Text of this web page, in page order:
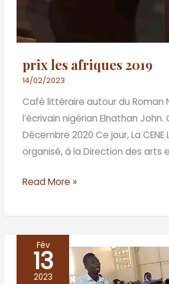
prix les afriques 2019
14/02/2023
Café littéraire autour du Roman
l’écrivain nigérian Elnathan John.
Décembre 2020 Ce jour, La
organisé, à la Direction des arts
Read More »
Fév
13
2023
les